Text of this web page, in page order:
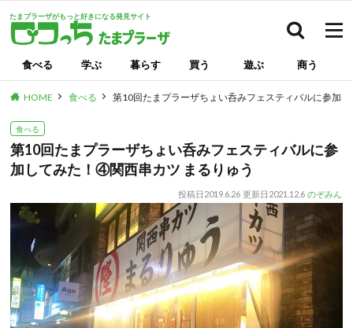
たまプラーザがもっと好きになる発見サイト
食べる 学ぶ 暮らす 買う 遊ぶ 商う
HOME 食べる 第10回たまプラーザちょい呑みフェスティバルに参加
食べる
第10回たまプラーザちょい呑みフェスティバルに参
加してみた！④関西串カツ まるりゅう
投稿日 2019.6.26 更新日 2021.12.6 のぞみん